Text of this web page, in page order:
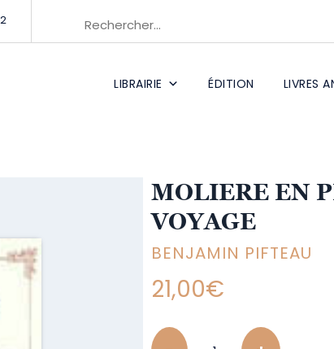
LIBRAIRIE ÉDITION LIVRES
MOLIERE EN
VOYAGE
BENJAMIN PIFTEAU
21,00€
Quantity